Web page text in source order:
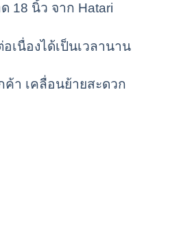
18 นิ้ว จาก Hatari
เนื่องได้เป็นเวลานาน
ค้า เคลื่อนย้ายสะดวก